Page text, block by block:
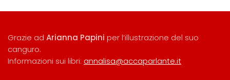
Grazie ad Arianna Papini per l’illustrazione del suo
canguro.
Informazioni sui libri: annalisa@accaparlante.it